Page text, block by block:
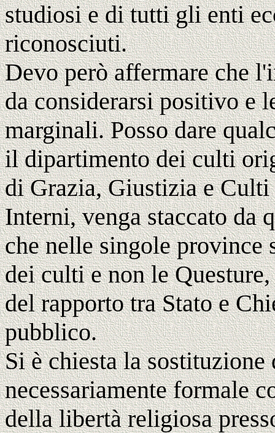
studiosi e di tutti gli enti
riconosciuti.
Devo però affermare che
da considerarsi positivo e
marginali. Posso dare
il dipartimento dei culti
di Grazia, Giustizia e
Interni, venga staccato da
che nelle singole province
dei culti e non le
del rapporto tra Stato e
pubblico.
Si è chiesta la
necessariamente formale
della libertà religiosa